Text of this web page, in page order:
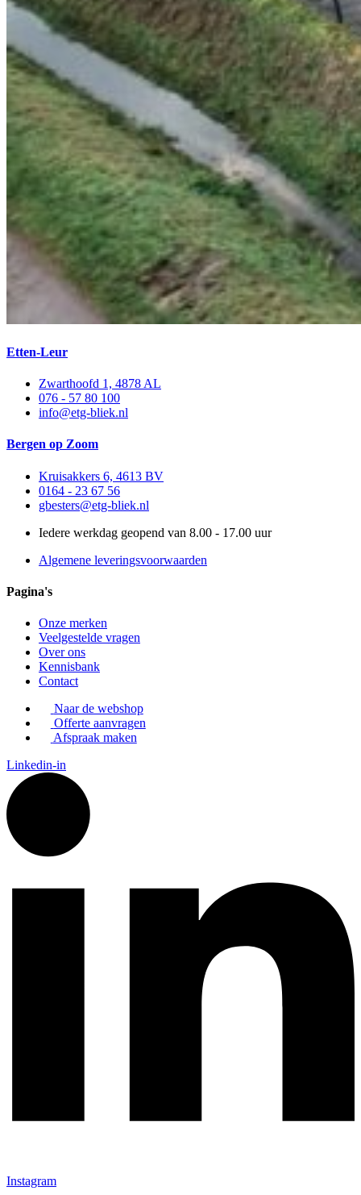
Etten-Leur
Zwarthoofd 1, 4878 AL
076 - 57 80 100
info@etg-bliek.nl
Bergen op Zoom
Kruisakkers 6, 4613 BV
0164 - 23 67 56
gbesters@etg-bliek.nl
Iedere werkdag geopend van 8.00 - 17.00 uur
Algemene leveringsvoorwaarden
Pagina's
Onze merken
Veelgestelde vragen
Over ons
Kennisbank
Contact
Naar de webshop
Offerte aanvragen
Afspraak maken
Linkedin-in
Instagram